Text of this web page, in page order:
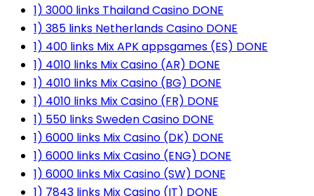
1) 3000 links Thailand Casino DONE
1) 385 links Netherlands Casino DONE
1) 400 links Mix APK appsgames (ES) DONE
1) 4010 links Mix Casino (AR) DONE
1) 4010 links Mix Casino (BG) DONE
1) 4010 links Mix Casino (FR) DONE
1) 550 links Sweden Casino DONE
1) 6000 links Mix Casino (DK) DONE
1) 6000 links Mix Casino (ENG) DONE
1) 6000 links Mix Casino (SW) DONE
1) 7843 links Mix Casino (IT) DONE